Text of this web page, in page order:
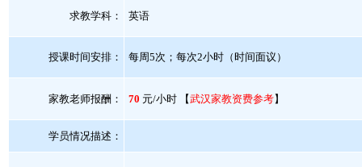
求教学科： 英语
授课时间安排： 每周5次；每次2小时（时间面议）
家教老师报酬： 70 元/小时 【武汉家教资费参考】
学员情况描述：